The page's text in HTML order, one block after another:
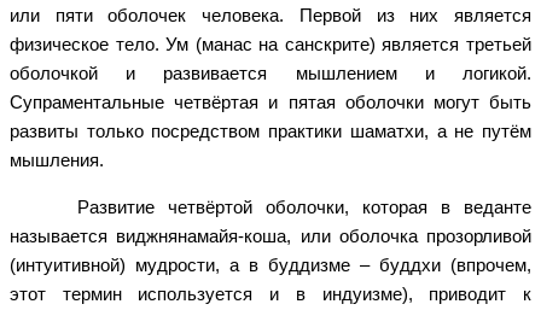
или пяти оболочек человека. Первой из них является
физическое тело. Ум (манас на санскрите) является третьей
оболочкой и развивается мышлением и логикой.
Супраментальные четвёртая и пятая оболочки могут быть
развиты только посредством практики шаматхи, а не путём
мышления.
Развитие четвёртой оболочки, которая в веданте
называется виджнянамайя-коша, или оболочка прозорливой
(интуитивной) мудрости, а в буддизме – буддхи (впрочем,
этот термин используется и в индуизме), приводит к